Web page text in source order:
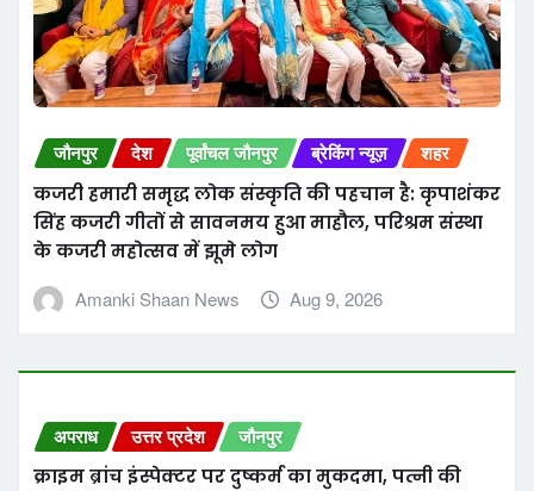
जौनपुर देश पूर्वांचल जौनपुर ब्रेकिंग न्यूज़ शहर
कजरी हमारी समृद्ध लोक संस्कृति की पहचान है: कृपाशंकर
सिंह कजरी गीतों से सावनमय हुआ माहौल, परिश्रम संस्था
के कजरी महोत्सव में झूमे लोग
Amanki Shaan News
Aug 9, 2026
अपराध उत्तर प्रदेश जौनपुर
क्राइम ब्रांच इंस्पेक्टर पर दुष्कर्म का मुकदमा, पत्नी की